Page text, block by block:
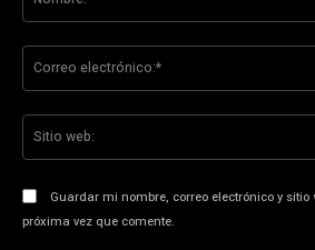
Guardar mi nombre, correo electrónico y sitio
próxima vez que comente.